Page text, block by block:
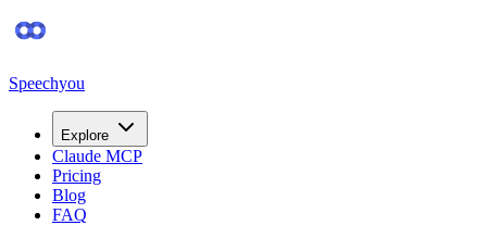
Speechyou
Explore
Claude MCP
Pricing
Blog
FAQ